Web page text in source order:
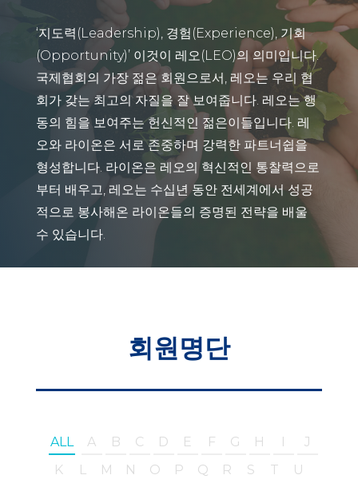
‘지도력(Leadership), 경험(Experience), 기회
(Opportunity)’ 이것이 레오(LEO)의 의미입니다.
국제협회의 가장 젊은 회원으로서, 레오는 우리 협
회가 갖는 최고의 자질을 잘 보여줍니다. 레오는 행
동의 힘을 보여주는 헌신적인 젊은이들입니다. 레
오와 라이온은 서로 존중하며 강력한 파트너쉽을
형성합니다. 라이온은 레오의 혁신적인 통찰력으로
부터 배우고, 레오는 수십년 동안 전세계에서 성공
적으로 봉사해온 라이온들의 증명된 전략을 배울
수 있습니다.
회원명단
ALL A B C D E F G H I
J
K
L M N O P Q R S T
U